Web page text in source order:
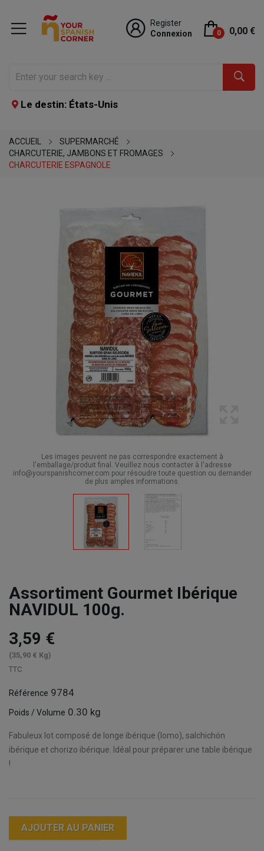
Register
Connexion
0 0,00 €
Le destin: États-Unis
ACCUEIL
SUPERMARCHÉ
CHARCUTERIE, JAMBONS ET FROMAGES
CHARCUTERIE ESPAGNOLE
Les images peuvent ne pas correspondre exactement à
l'emballage/produit final. Veuillez nous contacter à l'adresse
info@yourspanishcorner.com pour résoudre toute question ou demander
de plus amples informations.
Assortiment Gourmet Ibérique
NAVIDUL 100g.
3,59 €
(35,90 € Kg)
TTC
Référence 9784
Poids / Volume 0.30 kg
Fabuleux lot composé de longe ibérique (lomo), salchichón
ibérique et chorizo ​​ibérique. Idéal pour préparer une table ibérique
!
AJOUTER AU PANIER